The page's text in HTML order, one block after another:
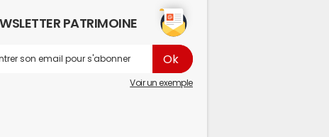
PATRIMOINE
Voir un exemple